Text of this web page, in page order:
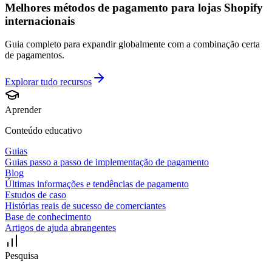
Melhores métodos de pagamento para lojas Shopify
internacionais
Guia completo para expandir globalmente com a combinação certa
de pagamentos.
Explorar tudo recursos
Aprender
Conteúdo educativo
Guias
Guias passo a passo de implementação de pagamento
Blog
Últimas informações e tendências de pagamento
Estudos de caso
Histórias reais de sucesso de comerciantes
Base de conhecimento
Artigos de ajuda abrangentes
Pesquisa